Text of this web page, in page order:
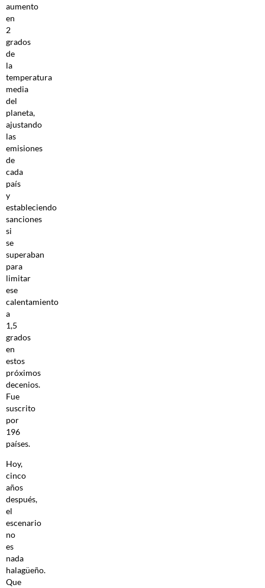
aumento
en
2
grados
de
la
temperatura
media
del
planeta,
ajustando
las
emisiones
de
cada
país
y
estableciendo
sanciones
si
se
superaban
para
limitar
ese
calentamiento
a
1,5
grados
en
estos
próximos
decenios.
Fue
suscrito
por
196
países.
Hoy,
cinco
años
después,
el
escenario
no
es
nada
halagüeño.
Que